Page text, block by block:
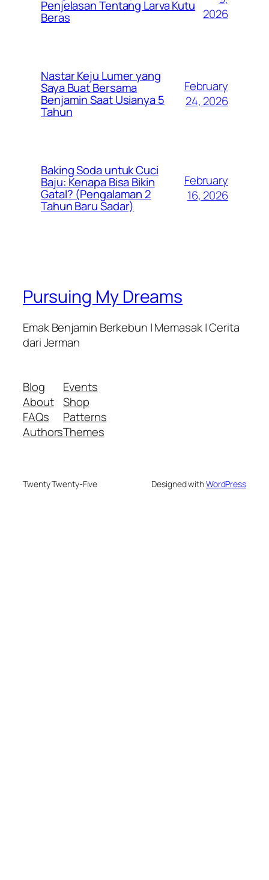
Penjelasan Tentang Larva Kutu
Beras
2026
Nastar Keju Lumer yang
Saya Buat Bersama
Benjamin Saat Usianya 5
Tahun
February
24, 2026
Baking Soda untuk Cuci
Baju: Kenapa Bisa Bikin
Gatal? (Pengalaman 2
Tahun Baru Sadar)
February
16, 2026
Pursuing My Dreams
Emak Benjamin Berkebun | Memasak | Cerita
dari Jerman
Blog
About
FAQs
Authors
Events
Shop
Patterns
Themes
Twenty Twenty-Five Designed withWordPress